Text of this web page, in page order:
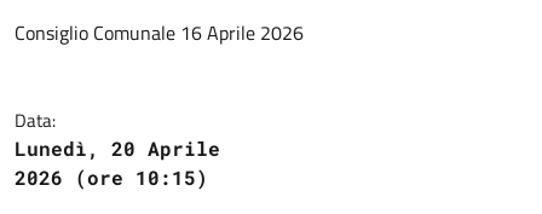
Consiglio Comunale 16 Aprile 2026
Data:
Lunedì, 20 Aprile
2026 (ore 10:15)